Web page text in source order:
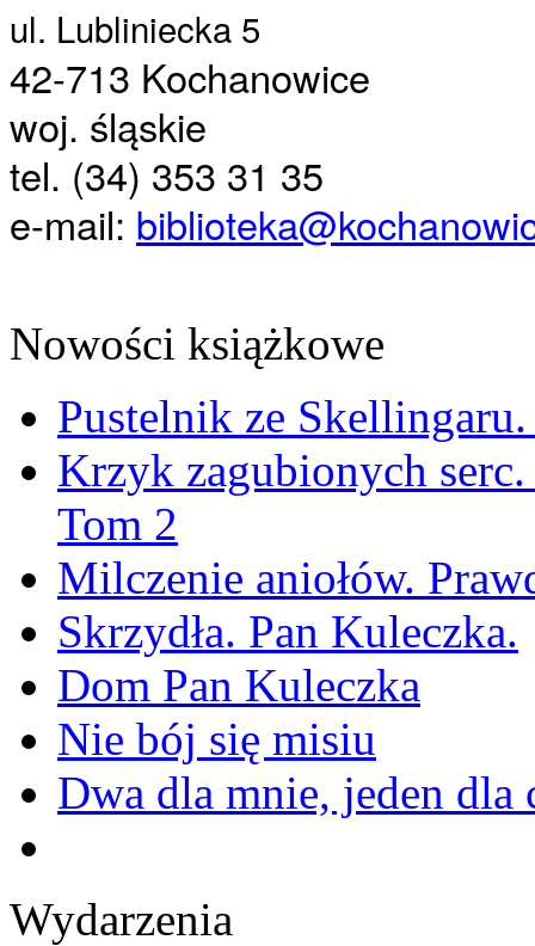
ul. Lubliniecka 5
42-713 Kochanowice
woj. śląskie
tel. (34) 353 31 35
e-mail:
Nowości książkowe
Pustelnik ze
Krzyk zagubionych serc.
Tom 2
Milczenie aniołów.
Skrzydła. Pan Kuleczka.
Dom Pan Kuleczka
Nie bój się misiu
Dwa dla mnie, jeden dla
Wydarzenia